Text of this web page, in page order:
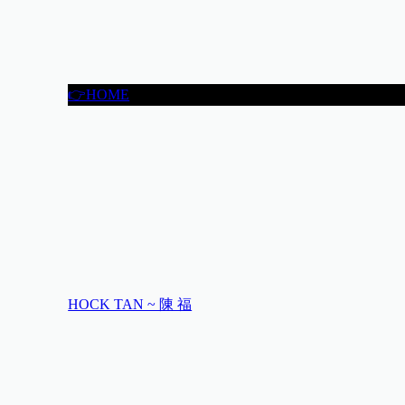
👉HOME
HOCK TAN ~ 陳 福